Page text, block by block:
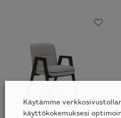
Käytämme
käyttökokemuksesi